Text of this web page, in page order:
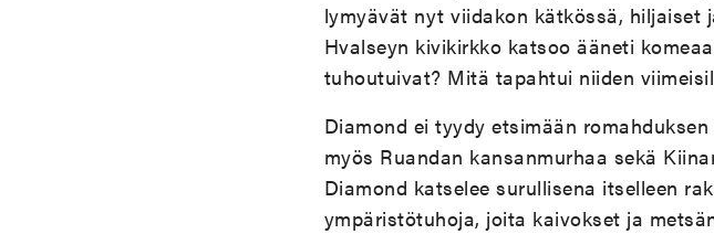
lymyävät nyt viidakon kätkössä,
Hvalseyn kivikirkko katsoo ääneti
tuhoutuivat? Mitä tapahtui niiden
Diamond ei tyydy etsimään
myös Ruandan kansanmurhaa sekä
Diamond katselee surullisena itselleen
ympäristötuhoja, joita kaivokset ja